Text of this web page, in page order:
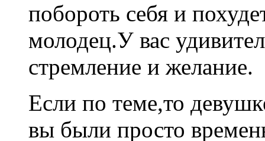
побороть себя и
молодец.У вас
стремление и желание.
Если по теме,то
вы были просто